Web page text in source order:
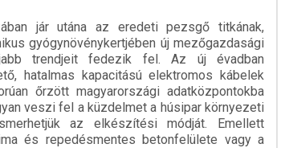
jár utána az eredeti pezsgő titkának,
gyógynövénykertjében új mezőgazdasági
trendjeit fedezik fel. Az új évadban
hatalmas kapacitású elektromos kábelek
őrzött magyarországi adatközpontokba
veszi fel a küzdelmet a húsipar környezeti
az elkészítési módját. Emellett
és repedésmentes betonfelülete vagy a